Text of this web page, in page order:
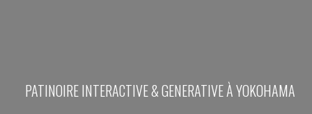
PATINOIRE INTERACTIVE & GENERATIVE À YOKOHAMA